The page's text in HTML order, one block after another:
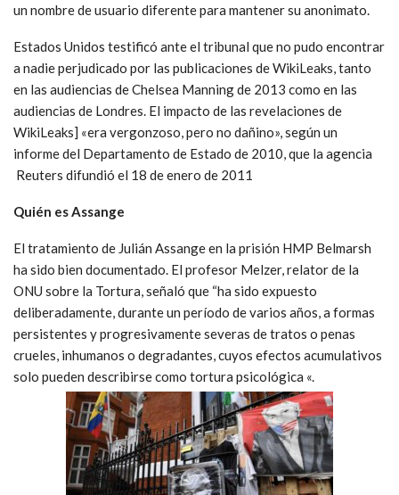
un nombre de usuario diferente para mantener su anonimato.
Estados Unidos testificó ante el tribunal que no pudo encontrar
a nadie perjudicado por las publicaciones de WikiLeaks, tanto
en las audiencias de Chelsea Manning de 2013 como en las
audiencias de Londres. El impacto de las revelaciones de
WikiLeaks] «era vergonzoso, pero no dañino», según un
informe del Departamento de Estado de 2010, que la agencia
Reuters difundió el 18 de enero de 2011
Quién es Assange
El tratamiento de Julián Assange en la prisión HMP Belmarsh
ha sido bien documentado. El profesor Melzer, relator de la
ONU sobre la Tortura, señaló que “ha sido expuesto
deliberadamente, durante un período de varios años, a formas
persistentes y progresivamente severas de tratos o penas
crueles, inhumanos o degradantes, cuyos efectos acumulativos
solo pueden describirse como tortura psicológica «.